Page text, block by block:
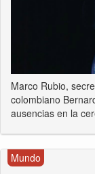
Marco Rubio,
colombiano
ausencias en la
Mundo